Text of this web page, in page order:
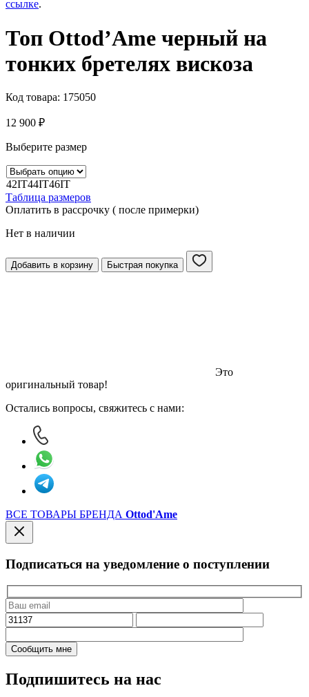
ссылке.
Топ Ottod’Ame черный на
тонких бретелях вискоза
Код товара: 175050
12 900 ₽
Выберите размер
42IT44IT46IT
Таблица размеров
Оплатить в рассрочку ( после примерки)
Нет в наличии
Добавить в корзину Быстрая покупка
Это
оригинальный товар!
Остались вопросы, свяжитесь с нами:
ВСЕ ТОВАРЫ БРЕНДА Ottod'Ame
Подписаться на уведомление о поступлении
Подпишитесь на нас